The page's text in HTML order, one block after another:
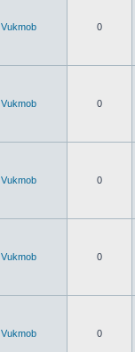
Vukmob 0
Vukmob 0
Vukmob 0
Vukmob 0
Vukmob 0